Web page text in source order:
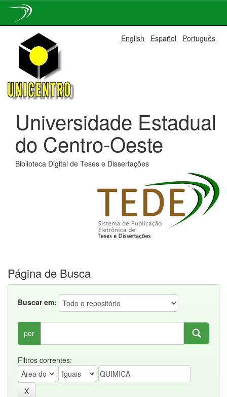
navigation
English Español Português
Universidade Estadual
do Centro-Oeste
Biblioteca Digital de Teses e Dissertações
Página de Busca
Buscar em:
por
Filtros correntes: